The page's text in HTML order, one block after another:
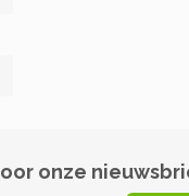
onze